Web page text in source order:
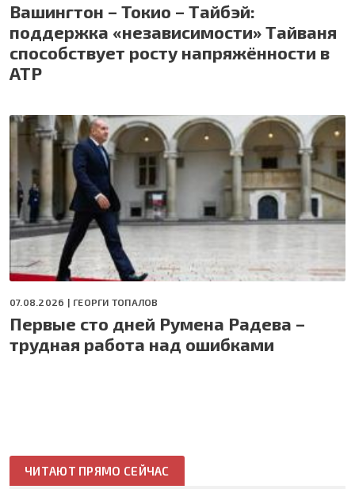
Вашингтон – Токио – Тайбэй:
поддержка «независимости» Тайваня
способствует росту напряжённости в
АТР
07.08.2026 | ГЕОРГИ ТОПАЛОВ
Первые сто дней Румена Радева –
трудная работа над ошибками
ЧИТАЮТ ПРЯМО СЕЙЧАС